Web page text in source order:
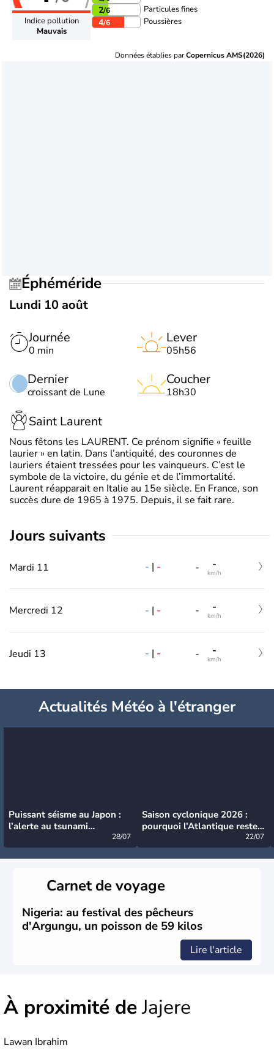
Indice pollution
Mauvais
2/6 Particules fines
4/6 Poussières
Données établies parCopernicus AMS(2026)
Éphéméride
Lundi 10 août
Journée
0 min
Dernier
croissant de Lune
Lever
05h56
Coucher
18h30
Saint Laurent
Nous fêtons les LAURENT. Ce prénom signifie « feuille
laurier » en latin. Dans l’antiquité, des couronnes de
lauriers étaient tressées pour les vainqueurs. C’est le
symbole de la victoire, du génie et de l’immortalité.
Laurent réapparait en Italie au 15e siècle. En France, son
succès dure de 1965 à 1975. Depuis, il se fait rare.
jours suivants
Mardi 11 - | - - -
km/h
Mercredi 12 - | - - -
km/h
Jeudi 13 - | - - -
km/h
Actualités Météo à l'étranger
Puissant séisme au Japon :
l’alerte au tsunami
28/07
Saison cyclonique 2026 :
pourquoi l’Atlantique reste
22/07
Carnet de voyage
Nigeria: au festival des pêcheurs
d'Argungu, un poisson de 59 kilos
Lire l'article
À proximité deJajere
Lawan Ibrahim